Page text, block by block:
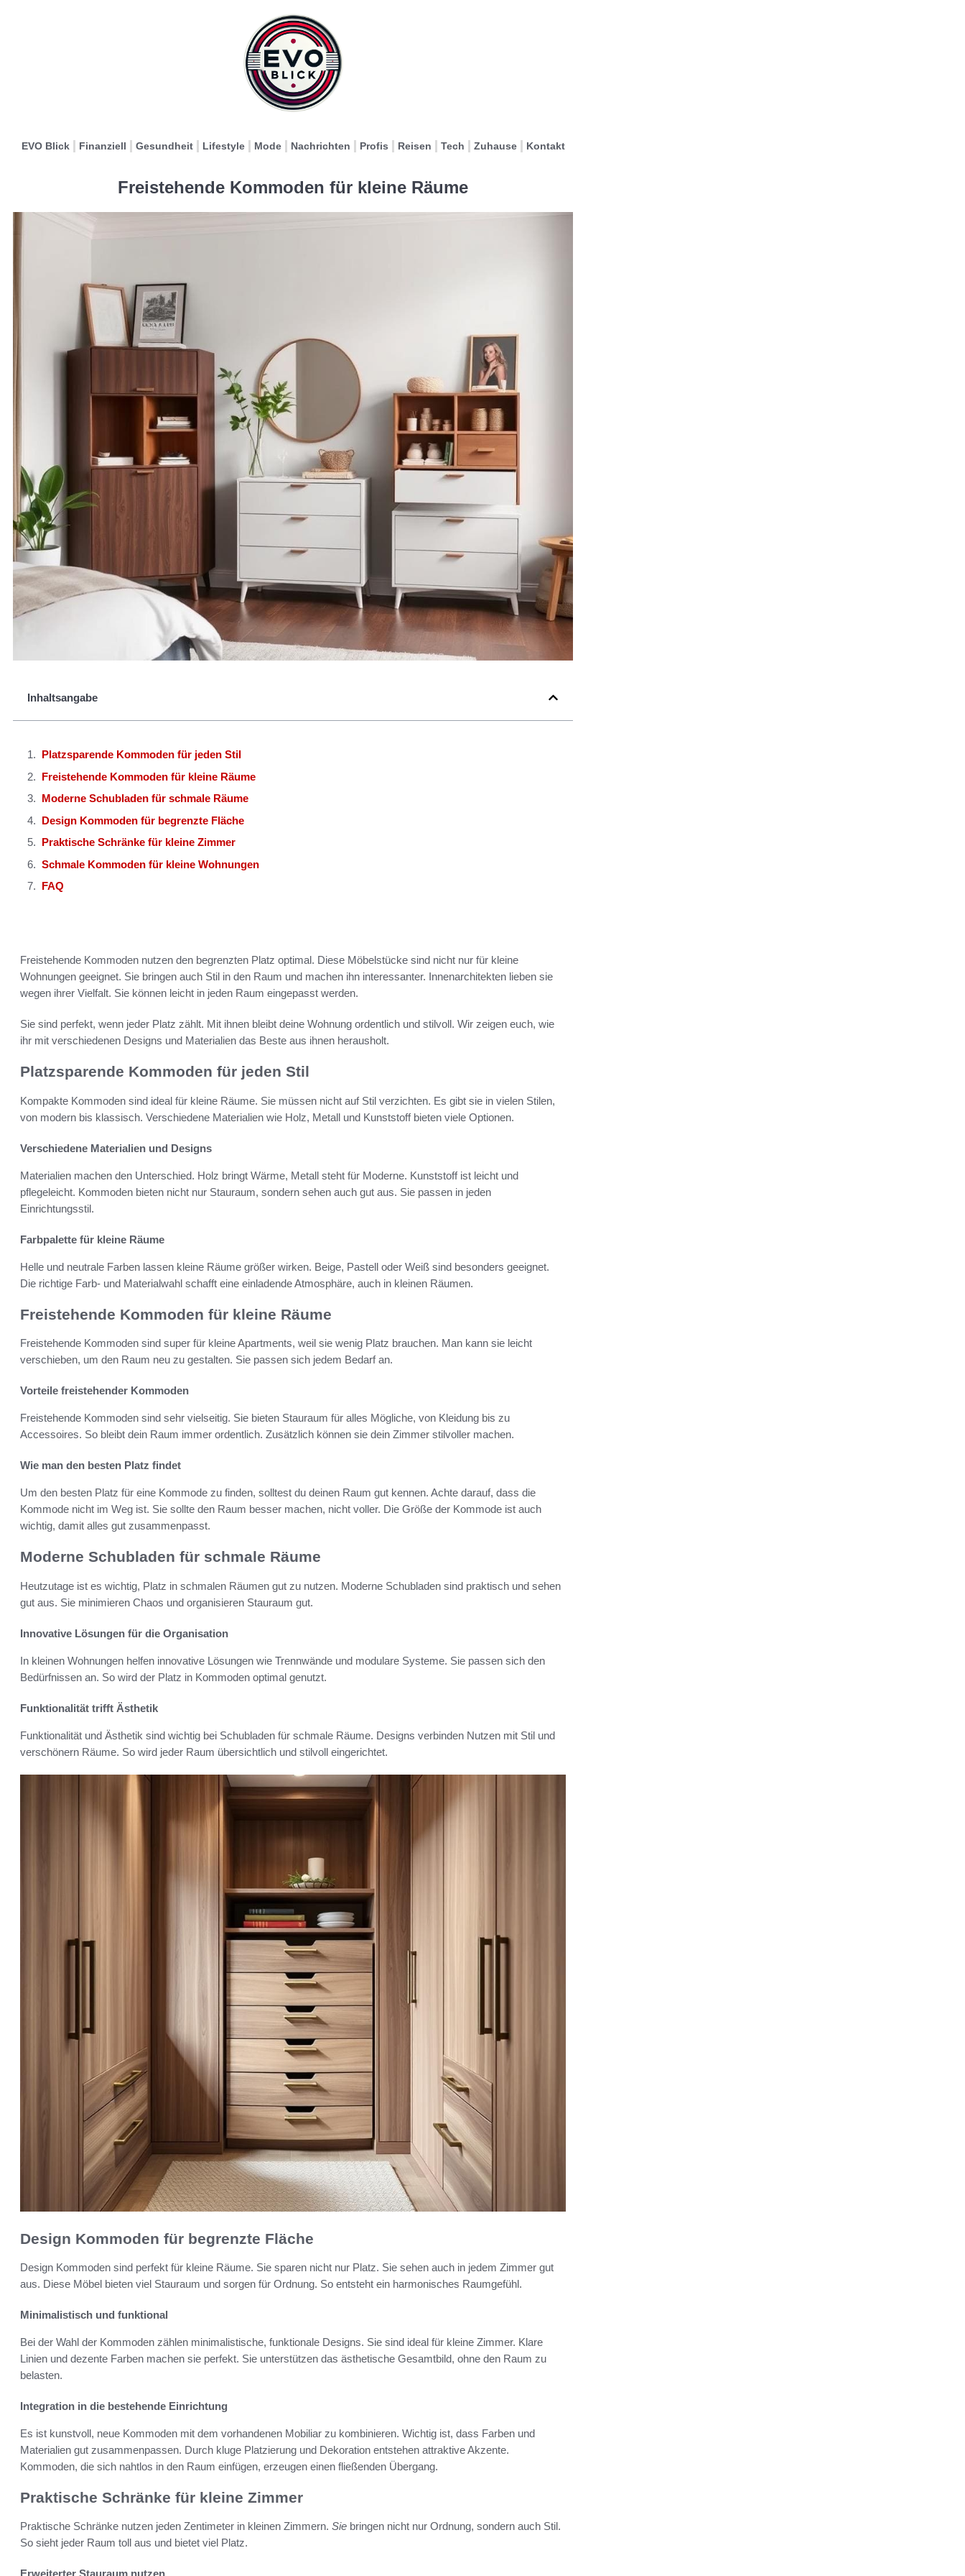
EVO Blick Finanziell Gesundheit Lifestyle Mode Nachrichten Profis Reisen Tech Zuhause Kontakt
Freistehende Kommoden für kleine Räume
Inhaltsangabe
Platzsparende Kommoden für jeden Stil
Freistehende Kommoden für kleine Räume
Moderne Schubladen für schmale Räume
Design Kommoden für begrenzte Fläche
Praktische Schränke für kleine Zimmer
Schmale Kommoden für kleine Wohnungen
FAQ
Freistehende Kommoden nutzen den begrenzten Platz optimal. Diese Möbelstücke sind nicht nur für kleine
Wohnungen geeignet. Sie bringen auch Stil in den Raum und machen ihn interessanter. Innenarchitekten lieben sie
wegen ihrer Vielfalt. Sie können leicht in jeden Raum eingepasst werden.
Sie sind perfekt, wenn jeder Platz zählt. Mit ihnen bleibt deine Wohnung ordentlich und stilvoll. Wir zeigen euch, wie
ihr mit verschiedenen Designs und Materialien das Beste aus ihnen herausholt.
Platzsparende Kommoden für jeden Stil
Kompakte Kommoden sind ideal für kleine Räume. Sie müssen nicht auf Stil verzichten. Es gibt sie in vielen Stilen,
von modern bis klassisch. Verschiedene Materialien wie Holz, Metall und Kunststoff bieten viele Optionen.
Verschiedene Materialien und Designs
Materialien machen den Unterschied. Holz bringt Wärme, Metall steht für Moderne. Kunststoff ist leicht und
pflegeleicht. Kommoden bieten nicht nur Stauraum, sondern sehen auch gut aus. Sie passen in jeden
Einrichtungsstil.
Farbpalette für kleine Räume
Helle und neutrale Farben lassen kleine Räume größer wirken. Beige, Pastell oder Weiß sind besonders geeignet.
Die richtige Farb- und Materialwahl schafft eine einladende Atmosphäre, auch in kleinen Räumen.
Freistehende Kommoden für kleine Räume
Freistehende Kommoden sind super für kleine Apartments, weil sie wenig Platz brauchen. Man kann sie leicht
verschieben, um den Raum neu zu gestalten. Sie passen sich jedem Bedarf an.
Vorteile freistehender Kommoden
Freistehende Kommoden sind sehr vielseitig. Sie bieten Stauraum für alles Mögliche, von Kleidung bis zu
Accessoires. So bleibt dein Raum immer ordentlich. Zusätzlich können sie dein Zimmer stilvoller machen.
Wie man den besten Platz findet
Um den besten Platz für eine Kommode zu finden, solltest du deinen Raum gut kennen. Achte darauf, dass die
Kommode nicht im Weg ist. Sie sollte den Raum besser machen, nicht voller. Die Größe der Kommode ist auch
wichtig, damit alles gut zusammenpasst.
Moderne Schubladen für schmale Räume
Heutzutage ist es wichtig, Platz in schmalen Räumen gut zu nutzen. Moderne Schubladen sind praktisch und sehen
gut aus. Sie minimieren Chaos und organisieren Stauraum gut.
Innovative Lösungen für die Organisation
In kleinen Wohnungen helfen innovative Lösungen wie Trennwände und modulare Systeme. Sie passen sich den
Bedürfnissen an. So wird der Platz in Kommoden optimal genutzt.
Funktionalität trifft Ästhetik
Funktionalität und Ästhetik sind wichtig bei Schubladen für schmale Räume. Designs verbinden Nutzen mit Stil und
verschönern Räume. So wird jeder Raum übersichtlich und stilvoll eingerichtet.
Design Kommoden für begrenzte Fläche
Design Kommoden sind perfekt für kleine Räume. Sie sparen nicht nur Platz. Sie sehen auch in jedem Zimmer gut
aus. Diese Möbel bieten viel Stauraum und sorgen für Ordnung. So entsteht ein harmonisches Raumgefühl.
Minimalistisch und funktional
Bei der Wahl der Kommoden zählen minimalistische, funktionale Designs. Sie sind ideal für kleine Zimmer. Klare
Linien und dezente Farben machen sie perfekt. Sie unterstützen das ästhetische Gesamtbild, ohne den Raum zu
belasten.
Integration in die bestehende Einrichtung
Es ist kunstvoll, neue Kommoden mit dem vorhandenen Mobiliar zu kombinieren. Wichtig ist, dass Farben und
Materialien gut zusammenpassen. Durch kluge Platzierung und Dekoration entstehen attraktive Akzente.
Kommoden, die sich nahtlos in den Raum einfügen, erzeugen einen fließenden Übergang.
Praktische Schränke für kleine Zimmer
Praktische Schränke nutzen jeden Zentimeter in kleinen Zimmern. Sie bringen nicht nur Ordnung, sondern auch Stil.
So sieht jeder Raum toll aus und bietet viel Platz.